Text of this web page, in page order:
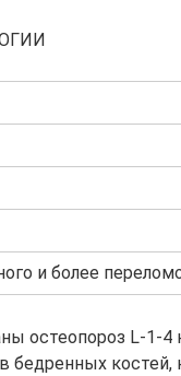
и более
остеопороз L-1-
бедренных костей,